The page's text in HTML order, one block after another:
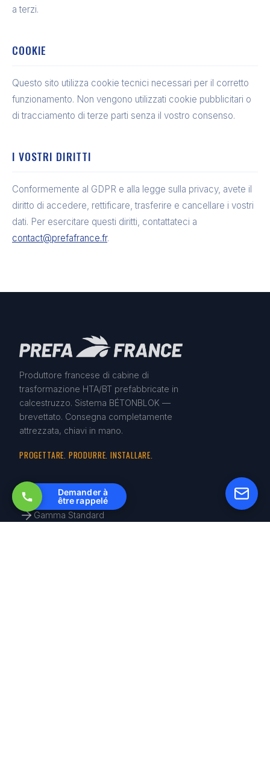
a terzi.
COOKIE
Questo sito utilizza cookie tecnici necessari per il corretto
funzionamento. Non vengono utilizzati cookie pubblicitari o
di tracciamento di terze parti senza il vostro consenso.
I VOSTRI DIRITTI
Conformemente al GDPR e alla legge sulla privacy, avete il
diritto di accedere, rettificare, trasferire e cancellare i vostri
dati. Per esercitare questi diritti, contattateci a
contact@prefafrance.fr.
Produttore francese di cabine di
trasformazione HTA/BT prefabbricate in
calcestruzzo. Sistema BÉTONBLOK —
brevettato. Consegna completamente
attrezzata, chiavi in mano.
PROGETTARE. PRODURRE. INSTALLARE.
PRODOTTI
Gamma Standard
Demander à
être rappelé